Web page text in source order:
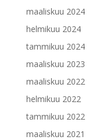
maaliskuu 2024
helmikuu 2024
tammikuu 2024
maaliskuu 2023
maaliskuu 2022
helmikuu 2022
tammikuu 2022
maaliskuu 2021